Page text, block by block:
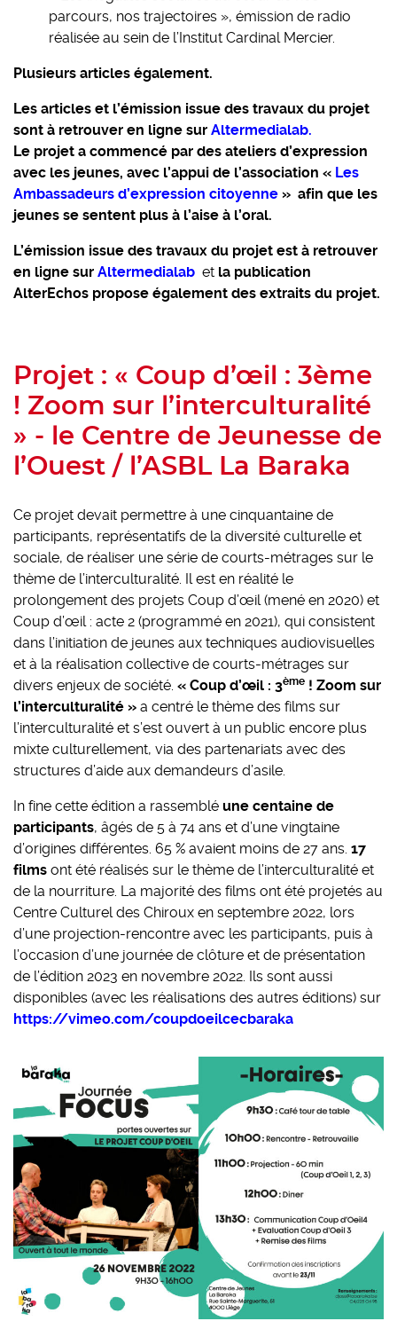
parcours, nos trajectoires », émission de radio
réalisée au sein de l’Institut Cardinal Mercier.
Plusieurs articles également.
Les articles et l’émission issue des travaux du projet
sont à retrouver en ligne sur Altermedialab.
Le projet a commencé par des ateliers d’expression
avec les jeunes, avec l’appui de l’association « Les
Ambassadeurs d’expression citoyenne » afin que les
jeunes se sentent plus à l’aise à l’oral.
L’émission issue des travaux du projet est à retrouver
en ligne sur Altermedialab et la publication
AlterEchos propose également des extraits du projet.
Projet : « Coup d’œil : 3ème
! Zoom sur l’interculturalité
» - le Centre de Jeunesse de
l’Ouest / l’ASBL La Baraka
Ce projet devait permettre à une cinquantaine de
participants, représentatifs de la diversité culturelle et
sociale, de réaliser une série de courts-métrages sur le
thème de l’interculturalité. Il est en réalité le
prolongement des projets Coup d’œil (mené en 2020) et
Coup d’œil : acte 2 (programmé en 2021), qui consistent
dans l’initiation de jeunes aux techniques audiovisuelles
et à la réalisation collective de courts-métrages sur
divers enjeux de société. « Coup d’œil : 3ème ! Zoom sur
l’interculturalité » a centré le thème des films sur
l’interculturalité et s’est ouvert à un public encore plus
mixte culturellement, via des partenariats avec des
structures d’aide aux demandeurs d’asile.
In fine cette édition a rassemblé une centaine de
participants, âgés de 5 à 74 ans et d’une vingtaine
d’origines différentes. 65 % avaient moins de 27 ans. 17
films ont été réalisés sur le thème de l’interculturalité et
de la nourriture. La majorité des films ont été projetés au
Centre Culturel des Chiroux en septembre 2022, lors
d’une projection-rencontre avec les participants, puis à
l’occasion d’une journée de clôture et de présentation
de l’édition 2023 en novembre 2022. Ils sont aussi
disponibles (avec les réalisations des autres éditions) sur
https://vimeo.com/coupdoeilcecbaraka